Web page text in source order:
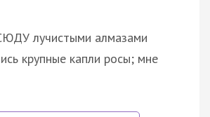
лучистыми алмазами
крупные капли росы; мне